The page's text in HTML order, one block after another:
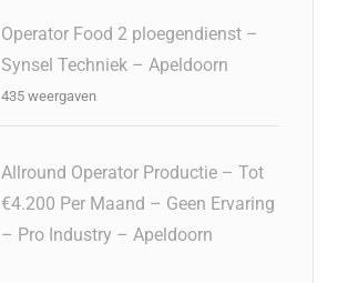
Operator Food 2 ploegendienst –
Synsel Techniek – Apeldoorn
435 weergaven
Allround Operator Productie – Tot
€4.200 Per Maand – Geen Ervaring
– Pro Industry – Apeldoorn